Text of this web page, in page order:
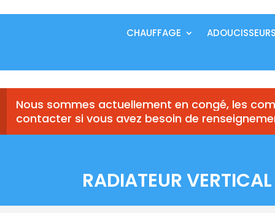
CHAUFFAGE ADOUCISSEURS
Nous sommes actuellement en congé, les
contacter si vous avez besoin de
RADIATEUR